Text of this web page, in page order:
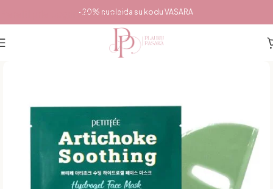
Pereiti prie pagrindinio turinio-20% nuolaida su kodu VASARA